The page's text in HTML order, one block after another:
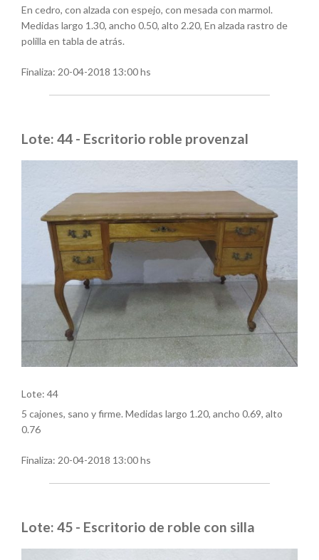
En cedro, con alzada con espejo, con mesada con marmol.
Medidas largo 1.30, ancho 0.50, alto 2.20, En alzada rastro de
polilla en tabla de atrás.
Finaliza: 20-04-2018 13:00 hs
Lote: 44 - Escritorio roble provenzal
Lote: 44
5 cajones, sano y firme. Medidas largo 1.20, ancho 0.69, alto
0.76
Finaliza: 20-04-2018 13:00 hs
Lote: 45 - Escritorio de roble con silla